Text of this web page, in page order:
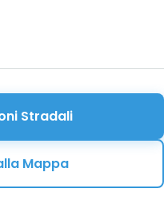
Stradali
Mappa